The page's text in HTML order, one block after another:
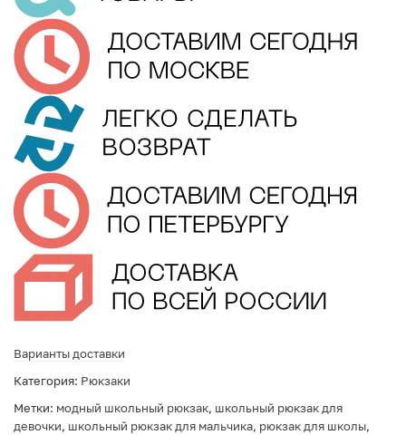
Варианты доставки
Категория: Рюкзаки
Метки: модный школьный рюкзак, школьный рюкзак для
девочки, школьный рюкзак для мальчика, рюкзак для школы,